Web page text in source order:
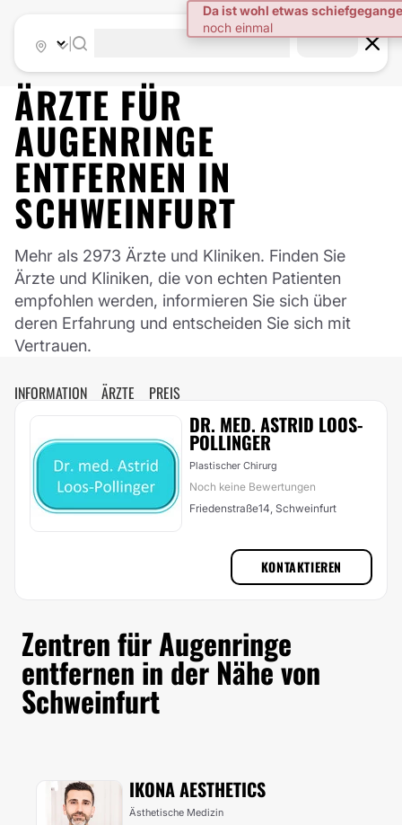
ÄRZTE FÜR
AUGENRINGE
ENTFERNEN IN
SCHWEINFURT
Mehr als 2973 Ärzte und Kliniken. Finden Sie
Ärzte und Kliniken, die von echten Patienten
empfohlen werden, informieren Sie sich über
deren Erfahrung und entscheiden Sie sich mit
Vertrauen.
INFORMATION ÄRZTE PREIS
DR. MED. ASTRID LOOS-
POLLINGER
Plastischer Chirurg
Noch keine Bewertungen
Friedenstraße14, Schweinfurt
KONTAKTIEREN
Zentren für Augenringe
entfernen in der Nähe von
Schweinfurt
IKONA AESTHETICS
Ästhetische Medizin